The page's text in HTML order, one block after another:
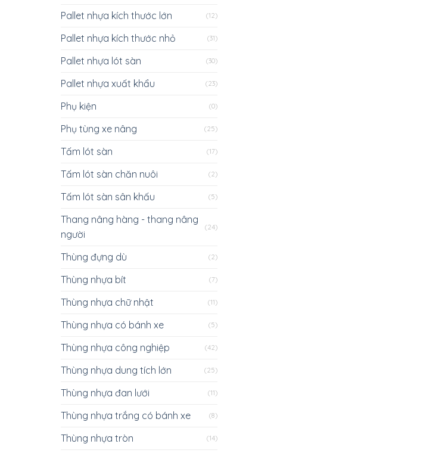
Pallet nhựa kích thước lớn (12)
Pallet nhựa kích thước nhỏ (31)
Pallet nhựa lót sàn (30)
Pallet nhựa xuất khẩu (23)
Phụ kiện (0)
Phụ tùng xe nâng (25)
Tấm lót sàn (17)
Tấm lót sàn chăn nuôi (2)
Tấm lót sàn sân khấu (5)
Thang nâng hàng - thang nâng
người
(24)
Thùng đựng dù (2)
Thùng nhựa bít (7)
Thùng nhựa chữ nhật (11)
Thùng nhựa có bánh xe (5)
Thùng nhựa công nghiệp (42)
Thùng nhựa dung tích lớn (25)
Thùng nhựa đan lưới (11)
Thùng nhựa trắng có bánh xe (8)
Thùng nhựa tròn (14)